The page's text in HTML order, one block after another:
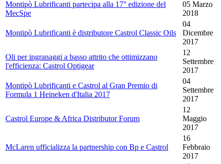
Montipò Lubrificanti partecipa alla 17° edizione del
MecSpe
05 Marzo
2018
Montipò Lubrificanti è distributore Castrol Classic Oils
04
Dicembre
2017
Oli per ingranaggi a basso attrito che ottimizzano
l'efficienza: Castrol Optigear
12
Settembre
2017
Montipò Lubrificanti e Castrol al Gran Premio di
Formula 1 Heineken d'Italia 2017
04
Settembre
2017
Castrol Europe & Africa Distributor Forum
12
Maggio
2017
McLaren ufficializza la partnership con Bp e Castrol
16
Febbraio
2017